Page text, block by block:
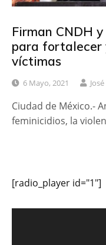
Firman CNDH
para fortalecer
víctimas
6 Mayo, 2021 José
Ciudad de México.-
feminicidios, la
[radio_player id="1"]